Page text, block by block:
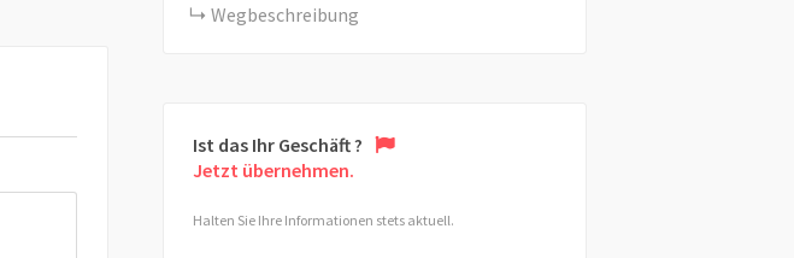
Wegbeschreibung
Ist das Ihr Geschäft ?
Jetzt übernehmen.
Halten Sie Ihre Informationen stets aktuell.